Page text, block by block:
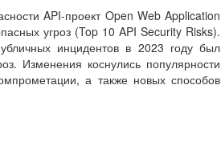
API-проект Open Web Application
угроз (Top 10 API Security Risks).
инцидентов в 2023 году был
Изменения коснулись популярности
а также новых способов